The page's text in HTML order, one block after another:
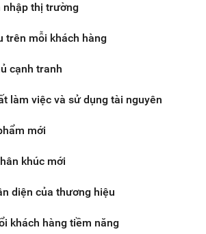
nhập thị trường
trên mỗi khách hàng
cạnh tranh
làm việc và sử dụng tài nguyên
mới
khúc mới
diện của thương hiệu
khách hàng tiềm năng